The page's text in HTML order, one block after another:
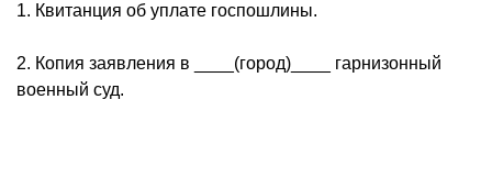
1. Квитанция об уплате госпошлины.
2. Копия заявления в ____(город)____ гарнизонный
военный суд.